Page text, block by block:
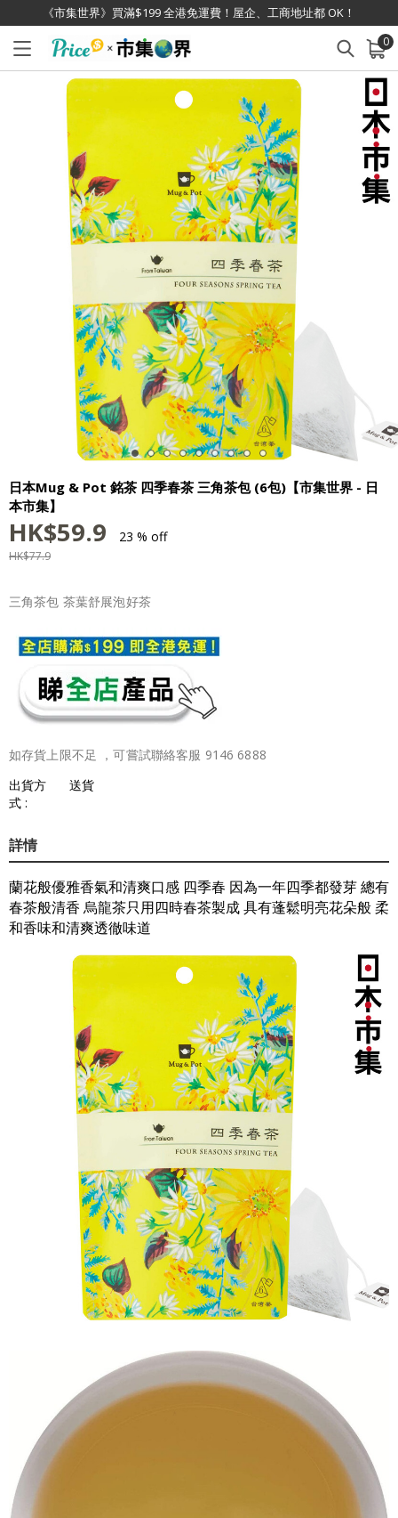
《市集世界》買滿$199 全港免運費！屋企、工商地址都 OK！
0
已加入購物車 查看
日本Mug & Pot 銘茶 四季春茶 三角茶包 (6包)【市集世界 - 日
本市集】
HK$59.9 23 % off
HK$77.9
三角茶包 茶葉舒展泡好茶
如存貨上限不足 ，可嘗試聯絡客服 9146 6888
出貨方
式 :
送貨
詳情
蘭花般優雅香氣和清爽口感 四季春 因為一年四季都發芽 總有
春茶般清香 烏龍茶只用四時春茶製成 具有蓬鬆明亮花朵般 柔
和香味和清爽透徹味道